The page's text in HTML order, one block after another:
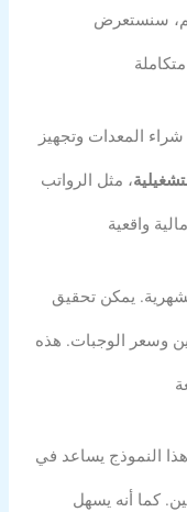
سنستعرض
المعدات وتجهيز
، مثل الرواتب
يمكن تحقيق
وسعر الوجبات. هذه
هذا النموذج يساعد في
كما أنه يسهل